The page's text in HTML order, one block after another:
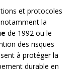
et protocoles
la
de 1992 ou le
des risques
à protéger la
durable en